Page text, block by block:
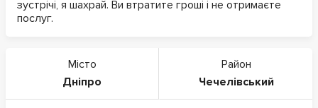
зустрічі, я шахрай. Ви втратите гроші і не отримаєте
послуг.
Місто
Дніпро
Район
Чечелівський